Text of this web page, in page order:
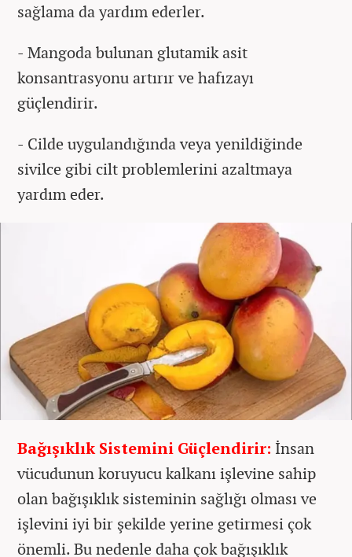
sağlama da yardım ederler.
- Mangoda bulunan glutamik asit
konsantrasyonu artırır ve hafızayı
güçlendirir.
- Cilde uygulandığında veya yenildiğinde
sivilce gibi cilt problemlerini azaltmaya
yardım eder.
Bağışıklık Sistemini Güçlendirir: İnsan
vücudunun koruyucu kalkanı işlevine sahip
olan bağışıklık sisteminin sağlığı olması ve
işlevini iyi bir şekilde yerine getirmesi çok
önemli. Bu nedenle daha çok bağışıklık